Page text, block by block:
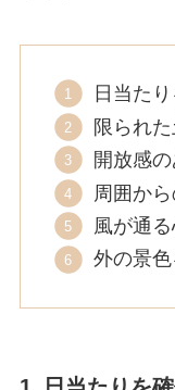
日当た
限られ
開放感
周囲か
風が通
外の景